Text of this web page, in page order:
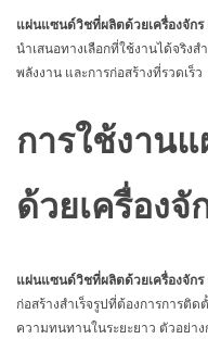
แผ่นแซนด์วิชที่ผลิตด้วยเครื่องจักร
นำเสนอทางเลือกที่ใช้งานได้จริง
พลังงาน และการก่อสร้างที่รวดเร็ว
การใช้งาน
ด้วยเครื่องจั
แผ่นแซนด์วิชที่ผลิตด้วยเครื่องจักร
ก่อสร้างสำเร็จรูปที่ต้องการการติ
ความทนทานในระยะยาว ตัวอย่า